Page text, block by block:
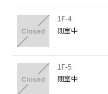
1F-4
閉室中
1F-5
閉室中